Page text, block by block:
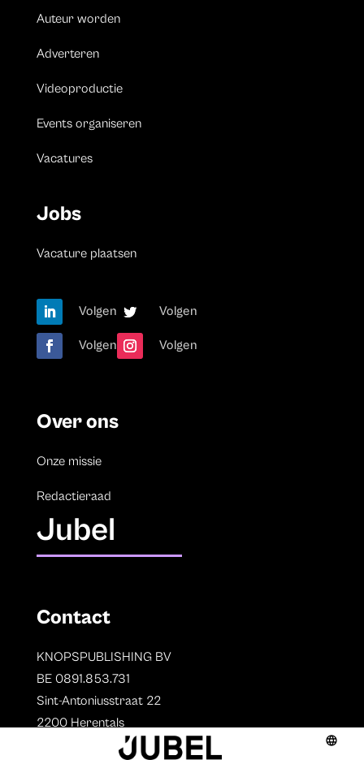
Auteur worden
Adverteren
Videoproductie
Events organiseren
Vacatures
Jobs
Vacature plaatsen
Volgen Volgen
Volgen Volgen
Over ons
Onze missie
Redactieraad
Jubel
Contact
KNOPSPUBLISHING BV
BE 0891.853.731
Sint-Antoniusstraat 22
2200 Herentals